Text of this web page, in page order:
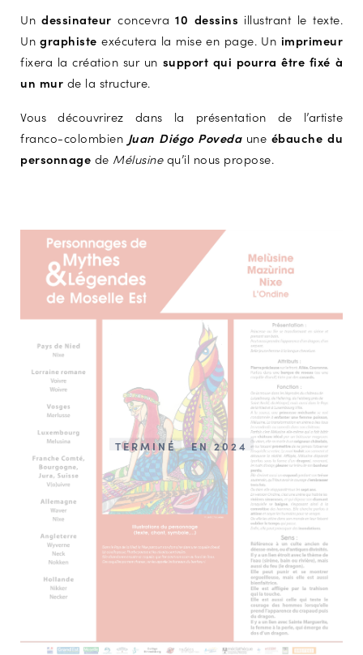
Undessinateurconcevra10 dessins illustrant le texte.
Ungraphiste exécutera la mise en page. Un imprimeur
fixera la création sur un support qui pourra être fixé à
un mur de la structure.
Vous découvrirez dans la présentation de l’artiste
franco-colombien Juan Diégo Poveda une ébauche du
personnage de Mélusinequ’il nous propose.
TERMINÉ EN 2024